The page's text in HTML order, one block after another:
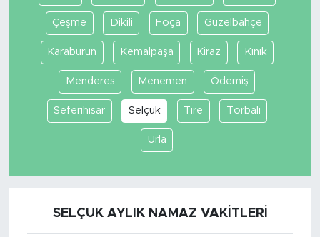
Çeşme Dikili Foça Güzelbahçe
Karaburun Kemalpaşa Kiraz Kınık
Menderes Menemen Ödemiş
Seferihisar Selçuk Tire Torbalı
Urla
SELÇUK AYLIK NAMAZ VAKITLERI